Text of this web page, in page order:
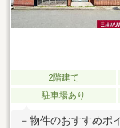
2階建て
駐車場あり
－物件のおすすめポ